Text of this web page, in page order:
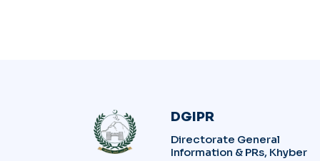
DGIPR
Directorate General
Information & PRs, Khyber